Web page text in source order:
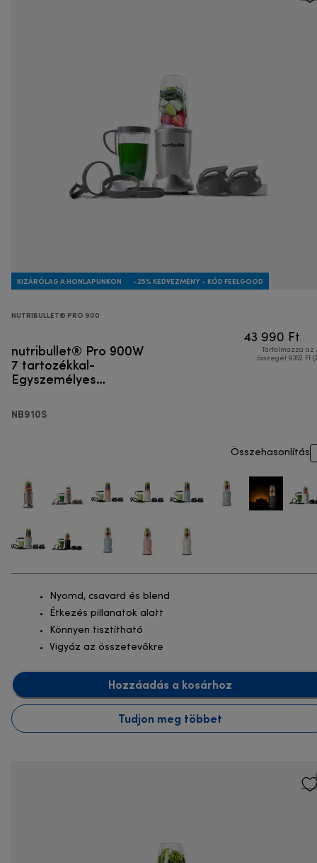
KIZÁRÓLAG A HONLAPUNKON -25% KEDVEZMÉNY - KÓD FEELGOOD
NUTRIBULLET® PRO 900
nutribullet® Pro 900W
7 tartozékkal-
Egyszemélyes
NB910S
43 990 Ft
Tartalmazza az
összegét 9352 Ft
Összehasonlítás
Nyomd, csavard és blend
Étkezés pillanatok alatt
Könnyen tisztítható
Vigyáz az összetevőkre
Hozzáadás a kosárhoz
Tudjon meg többet